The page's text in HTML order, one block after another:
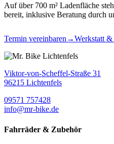
Auf über 700 m² Ladenfläche
bereit, inklusive Beratung durch
Termin vereinbaren →Werkstatt &
Viktor-von-Scheffel-Straße 31
96215 Lichtenfels
09571 757428
info@mr-bike.de
Fahrräder & Zubehör